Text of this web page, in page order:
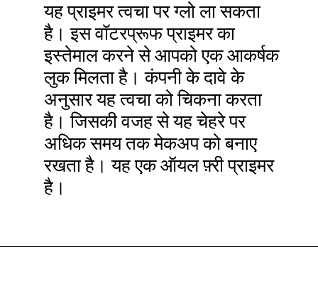
यह प्राइमर त्वचा पर ग्लो ला सकता
है। इस वॉटरप्रूफ प्राइमर का
इस्तेमाल करने से आपको एक आकर्षक
लुक मिलता है। कंपनी के दावे के
अनुसार यह त्वचा को चिकना करता
है। जिसकी वजह से यह चेहरे पर
अधिक समय तक मेकअप को बनाए
रखता है। यह एक ऑयल फ़्री प्राइमर
है।